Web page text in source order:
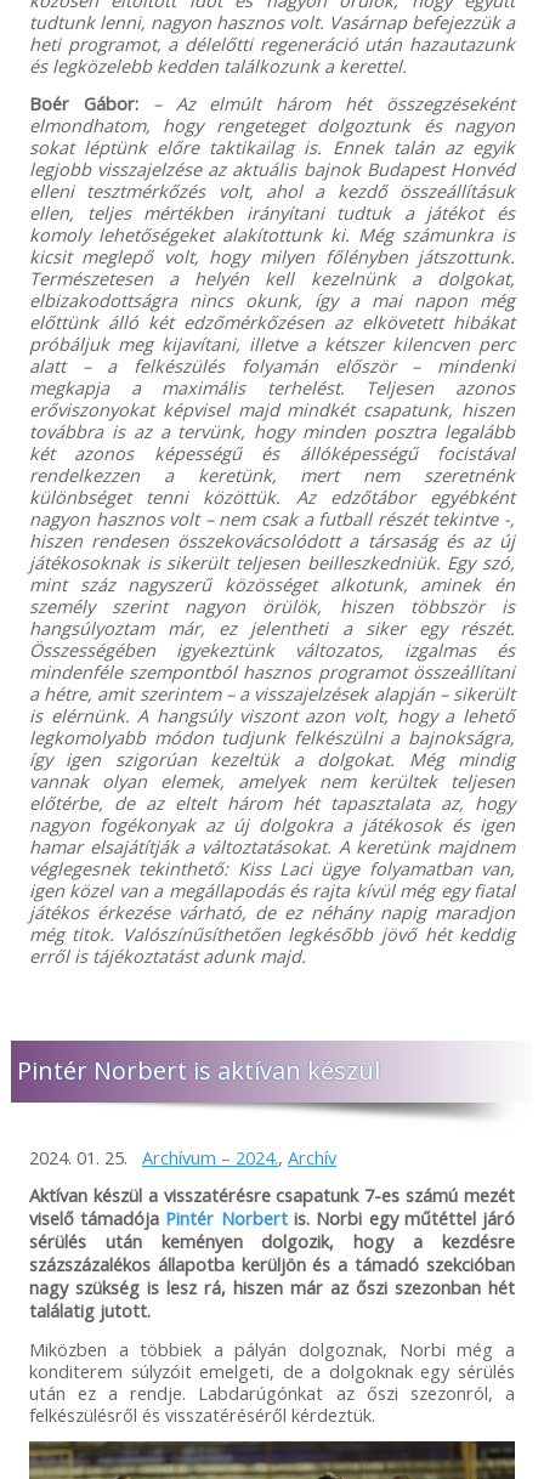
tudtunk lenni, nagyon hasznos volt. Vasárnap befejezzük a
heti programot, a délelőtti regeneráció után hazautazunk
és legközelebb kedden találkozunk a kerettel.
Boér Gábor:
– Az elmúlt három hét összegzéseként
elmondhatom, hogy rengeteget dolgoztunk és nagyon
sokat léptünk előre taktikailag is. Ennek talán az egyik
legjobb visszajelzése az aktuális bajnok Budapest Honvéd
elleni tesztmérkőzés volt, ahol a kezdő összeállításuk
ellen, teljes mértékben irányítani tudtuk a játékot és
komoly lehetőségeket alakítottunk ki. Még számunkra is
kicsit meglepő volt, hogy milyen főlényben játszottunk.
Természetesen a helyén kell kezelnünk a dolgokat,
elbizakodottságra nincs okunk, így a mai napon még
előttünk álló két edzőmérkőzésen az elkövetett hibákat
próbáljuk meg kijavítani, illetve a kétszer kilencven perc
alatt – a felkészülés folyamán először – mindenki
megkapja a maximális terhelést. Teljesen azonos
erőviszonyokat képvisel majd mindkét csapatunk, hiszen
továbbra is az a tervünk, hogy minden posztra legalább
két azonos képességű és állóképességű focistával
rendelkezzen a keretünk, mert nem szeretnénk
különbséget tenni közöttük. Az edzőtábor egyébként
nagyon hasznos volt – nem csak a futball részét tekintve -,
hiszen rendesen összekovácsolódott a társaság és az új
játékosoknak is sikerült teljesen beilleszkedniük. Egy szó,
mint száz nagyszerű közösséget alkotunk, aminek én
személy szerint nagyon örülök, hiszen többször is
hangsúlyoztam már, ez jelentheti a siker egy részét.
Összességében igyekeztünk változatos, izgalmas és
mindenféle szempontból hasznos programot összeállítani
a hétre, amit szerintem – a visszajelzések alapján – sikerült
is elérnünk. A hangsúly viszont azon volt, hogy a lehető
legkomolyabb módon tudjunk felkészülni a bajnokságra,
így igen szigorúan kezeltük a dolgokat. Még mindig
vannak olyan elemek, amelyek nem kerültek teljesen
előtérbe, de az eltelt három hét tapasztalata az, hogy
nagyon fogékonyak az új dolgokra a játékosok és igen
hamar elsajátítják a változtatásokat. A keretünk majdnem
véglegesnek tekinthető: Kiss Laci ügye folyamatban van,
igen közel van a megállapodás és rajta kívül még egy fiatal
játékos érkezése várható, de ez néhány napig maradjon
még titok. Valószínűsíthetően legkésőbb jövő hét keddig
erről is tájékoztatást adunk majd.
Pintér Norbert is aktívan készül
2024. 01. 25. Archívum – 2024., Archív
Aktívan készül a visszatérésre csapatunk 7-es számú mezét
viselő támadója Pintér Norbertis. Norbi egy műtéttel járó
sérülés után keményen dolgozik, hogy a kezdésre
százszázalékos állapotba kerüljön és a támadó szekcióban
nagy szükség is lesz rá, hiszen már az őszi szezonban hét
találatig jutott.
Miközben a többiek a pályán dolgoznak, Norbi még a
konditerem súlyzóit emelgeti, de a dolgoknak egy sérülés
után ez a rendje. Labdarúgónkat az őszi szezonról, a
felkészülésről és visszatéréséről kérdeztük.